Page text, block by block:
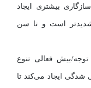
بیشتری ایجاد
شدیدتر است و تا سن
بیش فعالی تنوع
شدگی ایجاد می‌کند تا